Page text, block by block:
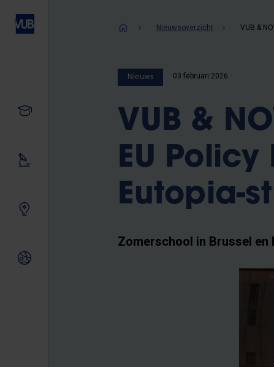
Ons onderzoek
Kruimelpad
Nieuwsoverzicht
Nieuws 03 februari 2026
VUB &
EU
Eutopia-
Zomerschool in Brussel en